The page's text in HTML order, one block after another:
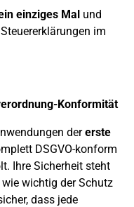
einziges Mal und
im
Konformität
dererste
DSGVO-konform
Ihre Sicherheit steht
wie wichtig der Schutz
dass jede